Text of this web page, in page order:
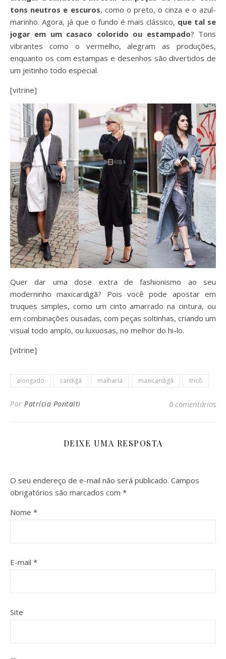
tons neutros e escuros, como o preto, o cinza e o azul-
marinho. Agora, já que o fundo é mais clássico, que tal se
jogar em um casaco colorido ou estampado? Tons
vibrantes como o vermelho, alegram as produções,
enquanto os com estampas e desenhos são divertidos de
um jeitinho todo especial.
[vitrine]
Quer dar uma dose extra de fashionismo ao seu
moderninho maxicardigã? Pois você pode apostar em
truques simples, como um cinto amarrado na cintura, ou
em combinações ousadas, com peças soltinhas, criando um
visual todo amplo, ou luxuosas, no melhor do hi-lo.
[vitrine]
alongado cardigã malharia maxicardigã tricô
Por Patrícia Pontalti 0 comentários
DEIXE UMA RESPOSTA
O seu endereço de e-mail não será publicado. Campos
obrigatórios são marcados com *
Nome *
E-mail *
Site